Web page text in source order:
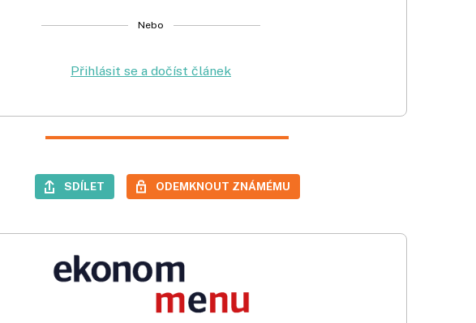
Nebo
Přihlásit se a dočíst článek
SDÍLET ODEMKNOUT ZNÁMÉMU